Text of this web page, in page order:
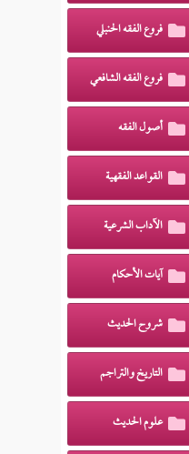
فروع الفقه الحنبلي
فروع الفقه الشافعي
أصول الفقه
القواعد الفقهية
الآداب الشرعية
آيات الأحكام
شروح الحديث
التاريخ والتراجم
علوم الحديث